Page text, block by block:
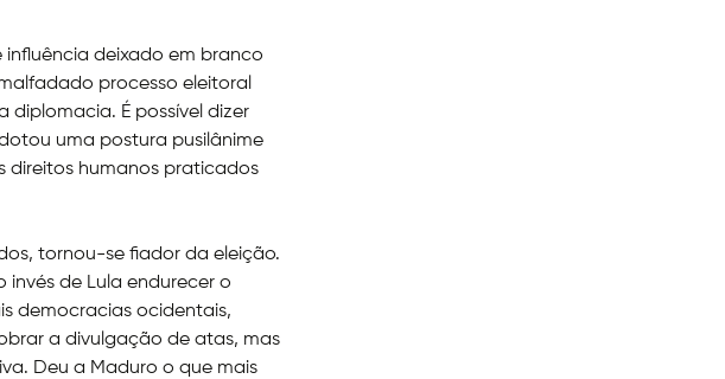
deixado em branco
processo eleitoral
diplomacia. É possível dizer
uma postura pusilânime
direitos humanos praticados
tornou-se fiador da eleição.
de Lula endurecer o
democracias ocidentais,
a divulgação de atas, mas
Deu a Maduro o que mais